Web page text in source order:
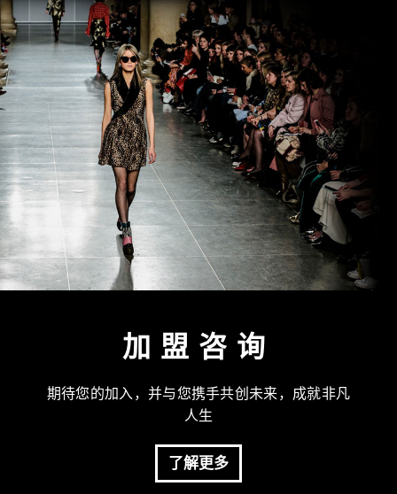
加盟咨询
期待您的加入，并与您携手共创未来，成就非凡
人生
了解更多